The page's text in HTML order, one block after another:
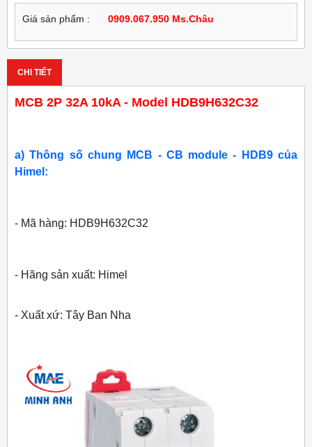
Giá sản phẩm : 0909.067.950 Ms.Châu
CHI TIẾT
MCB 2P 32A 10kA - Model HDB9H632C32
a) Thông số chung MCB - CB module - HDB9 của
Himel:
- Mã hàng: HDB9H632C32
- Hãng sản xuất: Himel
- Xuất xứ: Tây Ban Nha